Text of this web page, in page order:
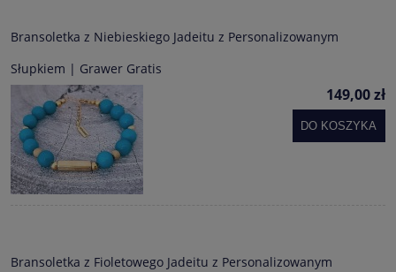
Bransoletka z Niebieskiego Jadeitu z Personalizowanym
Słupkiem | Grawer Gratis
149,00 zł
DO KOSZYKA
Bransoletka z Fioletowego Jadeitu z Personalizowanym